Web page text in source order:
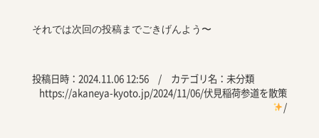
それでは次回の投稿までごきげんよう〜
投稿日時：2024.11.06 12:56 / カテゴリ名： 未分類
https://akaneya-kyoto.jp/2024/11/06/伏見稲荷参道を散策
/